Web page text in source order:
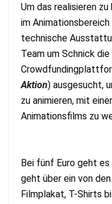
Um das realisieren
im
technische
Team um Schnick
Aktion) ausgesucht,
zu animieren, mit
Animationsfilms zu
Bei fünf Euro geht
geht über ein von
Filmplakat, T-Shirts